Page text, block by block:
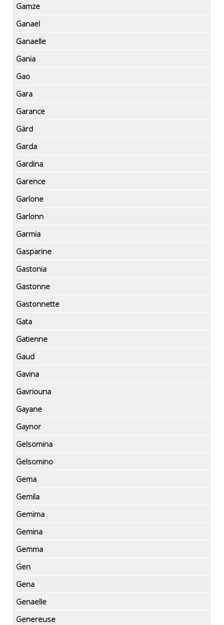
Gamze
Ganael
Ganaelle
Gania
Gao
Gara
Garance
Gärd
Garda
Gardina
Garence
Garlone
Garlonn
Garmia
Gasparine
Gastonia
Gastonne
Gastonnette
Gata
Gatienne
Gaud
Gavina
Gavriouna
Gayane
Gaynor
Gelsomina
Gelsomino
Gema
Gemila
Gemima
Gemina
Gemma
Gen
Gena
Genaelle
Genereuse